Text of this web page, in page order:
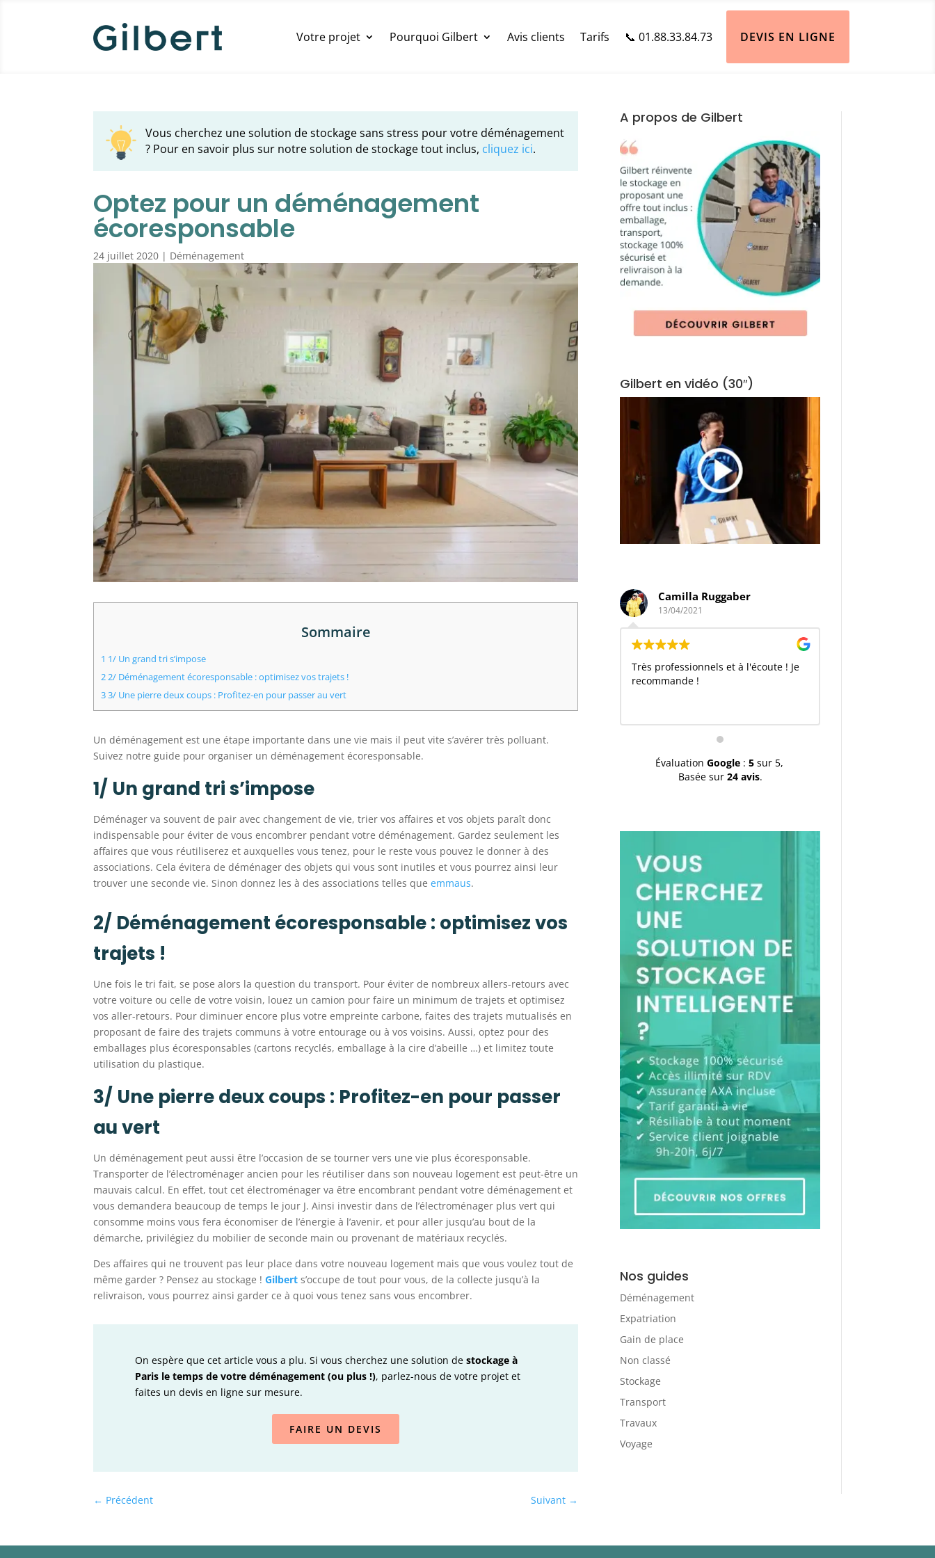
Votre projet Pourquoi Gilbert Avis clients Tarifs 📞 01.88.33.84.73 DEVIS EN LIGNE
Vous cherchez une solution de stockage sans stress pour votre déménagement
? Pour en savoir plus sur notre solution de stockage tout inclus, cliquez ici.
Optez pour un déménagement
écoresponsable
24 juillet 2020 | Déménagement
Sommaire
1 1/ Un grand tri s’impose
2 2/ Déménagement écoresponsable : optimisez vos trajets !
33/ Une pierre deux coups : Profitez-en pour passer au vert
Un déménagement est une étape importante dans une vie mais il peut vite s’avérer très polluant.
Suivez notre guide pour organiser un déménagement écoresponsable.
1/ Un grand tri s’impose
Déménager va souvent de pair avec changement de vie, trier vos affaires et vos objets paraît donc
indispensable pour éviter de vous encombrer pendant votre déménagement. Gardez seulement les
affaires que vous réutiliserez et auxquelles vous tenez, pour le reste vous pouvez le donner à des
associations. Cela évitera de déménager des objets qui vous sont inutiles et vous pourrez ainsi leur
trouver une seconde vie. Sinon donnez les à des associations telles queemmaus.
2/ Déménagement écoresponsable : optimisez vos
trajets !
Une fois le tri fait, se pose alors la question du transport. Pour éviter de nombreux allers-retours avec
votre voiture ou celle de votre voisin, louez un camion pour faire un minimum de trajets et optimisez
vos aller-retours. Pour diminuer encore plus votre empreinte carbone, faites des trajets mutualisés en
proposant de faire des trajets communs à votre entourage ou à vos voisins. Aussi, optez pour des
emballages plus écoresponsables (cartons recyclés, emballage à la cire d’abeille …) et limitez toute
utilisation du plastique.
3/ Une pierre deux coups : Profitez-en pour passer
au vert
Un déménagement peut aussi être l’occasion de se tourner vers une vie plus écoresponsable.
Transporter de l’électroménager ancien pour les réutiliser dans son nouveau logement est peut-être un
mauvais calcul. En effet, tout cet électroménager va être encombrant pendant votre déménagement et
vous demandera beaucoup de temps le jour J. Ainsi investir dans de l’électroménager plus vert qui
consomme moins vous fera économiser de l’énergie à l’avenir, et pour aller jusqu’au bout de la
démarche, privilégiez du mobilier de seconde main ou provenant de matériaux recyclés.
Des affaires qui ne trouvent pas leur place dans votre nouveau logement mais que vous voulez tout de
même garder ? Pensez au stockage !Gilbert s’occupe de tout pour vous, de la collecte jusqu’à la
relivraison, vous pourrez ainsi garder ce à quoi vous tenez sans vous encombrer.
On espère que cet article vous a plu. Si vous cherchez une solution destockage à
Paris le temps de votre déménagement (ou plus !), parlez-nous de votre projet et
faites un devis en ligne sur mesure.
FAIRE UN DEVIS
← Précédent Suivant →
A propos de Gilbert
Gilbert en vidéo (30″)
Camilla Ruggaber
13/04/2021
Très professionnels et à l'écoute ! Je
recommande !
Évaluation Google: 5sur 5,
Basée sur24 avis.
Nos guides
Déménagement
Expatriation
Gain de place
Non classé
Stockage
Transport
Travaux
Voyage